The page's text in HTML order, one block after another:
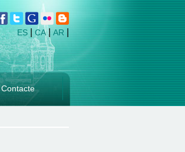
ES CA | AR
Contacte